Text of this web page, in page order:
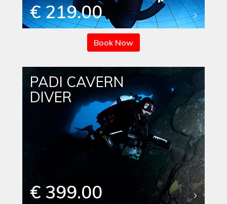
€ 219.00
Book Now
PADI CAVERN
DIVER
€ 399.00